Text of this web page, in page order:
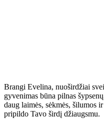
Brangi Evelina, nuoširdžiai
gyvenimas būna pilnas
daug laimės, sėkmės, šilumos
pripildo Tavo širdį džiaugsmu.